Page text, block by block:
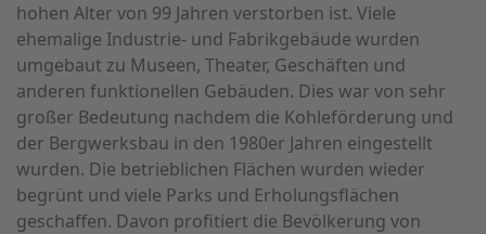
hohen Alter von 99 Jahren verstorben ist. Viele
ehemalige Industrie- und Fabrikgebäude wurden
umgebaut zu Museen, Theater, Geschäften und
anderen funktionellen Gebäuden. Dies war von sehr
großer Bedeutung nachdem die Kohleförderung und
der Bergwerksbau in den 1980er Jahren eingestellt
wurden. Die betrieblichen Flächen wurden wieder
begrünt und viele Parks und Erholungsflächen
geschaffen. Davon profitiert die Bevölkerung von